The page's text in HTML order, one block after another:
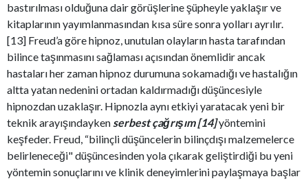
bastırılması olduğuna dair görüşlerine şüpheyle yaklaşır ve
kitaplarının yayımlanmasından kısa süre sonra yolları ayrılır.
[13] Freud’a göre hipnoz, unutulan olayların hasta tarafından
bilince taşınmasını sağlaması açısından önemlidir ancak
hastaları her zaman hipnoz durumuna sokamadığı ve hastalığın
altta yatan nedenini ortadan kaldırmadığı düşüncesiyle
hipnozdan uzaklaşır. Hipnozla aynı etkiyi yaratacak yeni bir
teknik arayışındayken serbest çağrışım [14]yöntemini
keşfeder. Freud, “bilinçli düşüncelerin bilinçdışı malzemelerce
belirleneceği" düşüncesinden yola çıkarak geliştirdiği bu yeni
yöntemin sonuçlarını ve klinik deneyimlerini paylaşmaya başlar